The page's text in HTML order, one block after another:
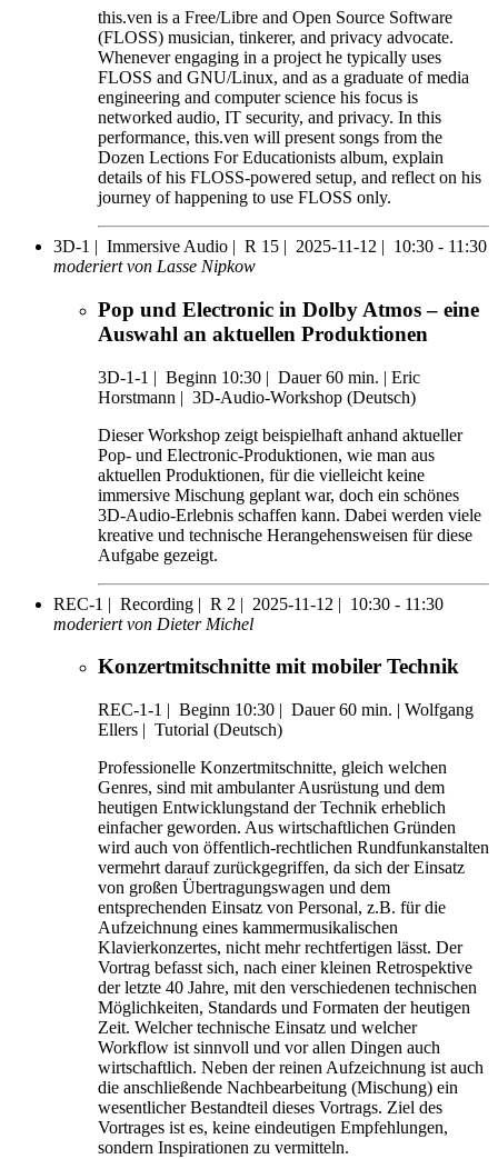
this.ven is a Free/Libre and Open Source Software
(FLOSS) musician, tinkerer, and privacy advocate.
Whenever engaging in a project he typically uses
FLOSS and GNU/Linux, and as a graduate of media
engineering and computer science his focus is
networked audio, IT security, and privacy. In this
performance, this.ven will present songs from the
Dozen Lections For Educationists album, explain
details of his FLOSS-powered setup, and reflect on his
journey of happening to use FLOSS only.
3D-1 | Immersive Audio | R 15 | 2025-11-12 | 10:30 - 11:30
moderiert von Lasse Nipkow
Pop und Electronic in Dolby Atmos – eine
Auswahl an aktuellen Produktionen
3D-1-1 | Beginn 10:30 | Dauer 60 min. | Eric
Horstmann | 3D-Audio-Workshop (Deutsch)
Dieser Workshop zeigt beispielhaft anhand aktueller
Pop- und Electronic-Produktionen, wie man aus
aktuellen Produktionen, für die vielleicht keine
immersive Mischung geplant war, doch ein schönes
3D-Audio-Erlebnis schaffen kann. Dabei werden viele
kreative und technische Herangehensweisen für diese
Aufgabe gezeigt.
REC-1 | Recording | R 2 | 2025-11-12 | 10:30 - 11:30
moderiert von Dieter Michel
Konzertmitschnitte mit mobiler Technik
REC-1-1 | Beginn 10:30 | Dauer 60 min. | Wolfgang
Ellers | Tutorial (Deutsch)
Professionelle Konzertmitschnitte, gleich welchen
Genres, sind mit ambulanter Ausrüstung und dem
heutigen Entwicklungstand der Technik erheblich
einfacher geworden. Aus wirtschaftlichen Gründen
wird auch von öffentlich-rechtlichen Rundfunkanstalten
vermehrt darauf zurückgegriffen, da sich der Einsatz
von großen Übertragungswagen und dem
entsprechenden Einsatz von Personal, z.B. für die
Aufzeichnung eines kammermusikalischen
Klavierkonzertes, nicht mehr rechtfertigen lässt. Der
Vortrag befasst sich, nach einer kleinen Retrospektive
der letzte 40 Jahre, mit den verschiedenen technischen
Möglichkeiten, Standards und Formaten der heutigen
Zeit. Welcher technische Einsatz und welcher
Workflow ist sinnvoll und vor allen Dingen auch
wirtschaftlich. Neben der reinen Aufzeichnung ist auch
die anschließende Nachbearbeitung (Mischung) ein
wesentlicher Bestandteil dieses Vortrags. Ziel des
Vortrages ist es, keine eindeutigen Empfehlungen,
sondern Inspirationen zu vermitteln.